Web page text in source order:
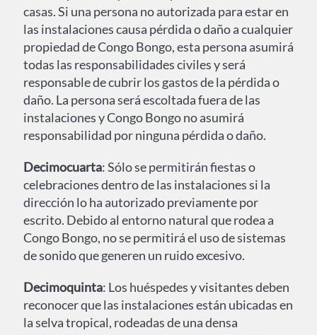
casas. Si una persona no autorizada para estar en
las instalaciones causa pérdida o daño a cualquier
propiedad de Congo Bongo, esta persona asumirá
todas las responsabilidades civiles y será
responsable de cubrir los gastos de la pérdida o
daño. La persona será escoltada fuera de las
instalaciones y Congo Bongo no asumirá
responsabilidad por ninguna pérdida o daño.
Decimocuarta: Sólo se permitirán fiestas o
celebraciones dentro de las instalaciones si la
dirección lo ha autorizado previamente por
escrito. Debido al entorno natural que rodea a
Congo Bongo, no se permitirá el uso de sistemas
de sonido que generen un ruido excesivo.
Decimoquinta: Los huéspedes y visitantes deben
reconocer que las instalaciones están ubicadas en
la selva tropical, rodeadas de una densa